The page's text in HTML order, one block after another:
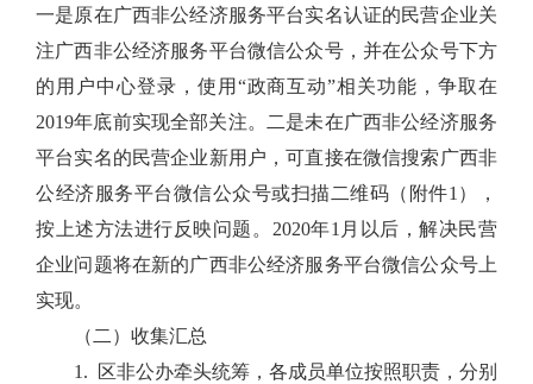
一是原在广西非公经济服务平台实名认证的民营企业关
注广西非公经济服务平台微信公众号，并在公众号下方
的用户中心登录，使用“政商互动”相关功能，争取在
2019年底前实现全部关注。二是未在广西非公经济服务
平台实名的民营企业新用户，可直接在微信搜索广西非
公经济服务平台微信公众号或扫描二维码（附件1），
按上述方法进行反映问题。2020年1月以后，解决民营
企业问题将在新的广西非公经济服务平台微信公众号上
实现。
（二）收集汇总
1. 区非公办牵头统筹，各成员单位按照职责，分别